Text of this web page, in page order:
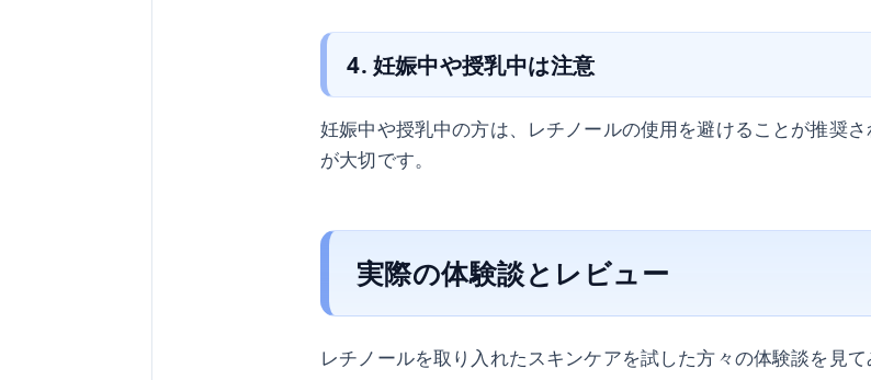
4. 妊娠中や授乳中は注意
妊娠中や授乳中の方は、レチノールの使用を避けることが推奨
が大切です。
実際の体験談とレビュー
レチノールを取り入れたスキンケアを試した方々の体験談を見て